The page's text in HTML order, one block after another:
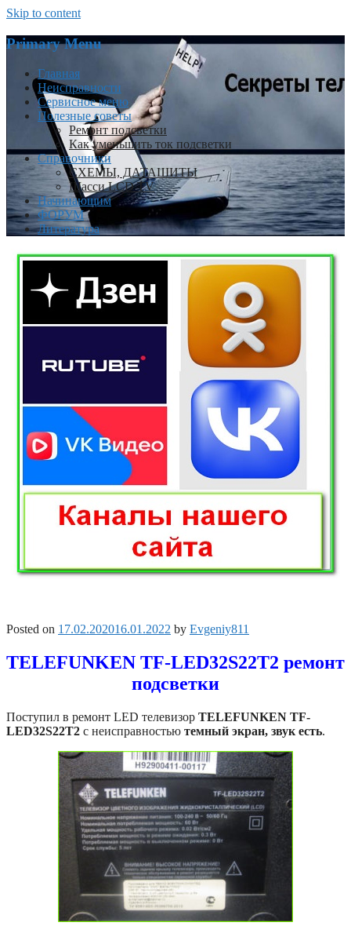
Skip to content
Primary Menu
Главная
Неисправности
Сервисное меню
Полезные советы
Ремонт подсветки
Как уменьшить ток подсветки
Справочники
СХЕМЫ, ДАТАШИТЫ
Шасси LCD TV
Начинающим
ФОРУМ
Литература
Posted on 17.02.202016.01.2022 by Evgeniy811
TELEFUNKEN TF-LED32S22T2 ремонт
подсветки
Поступил в ремонт LED телевизор TELEFUNKEN TF-
LED32S22T2 с неисправностью темный экран, звук есть.